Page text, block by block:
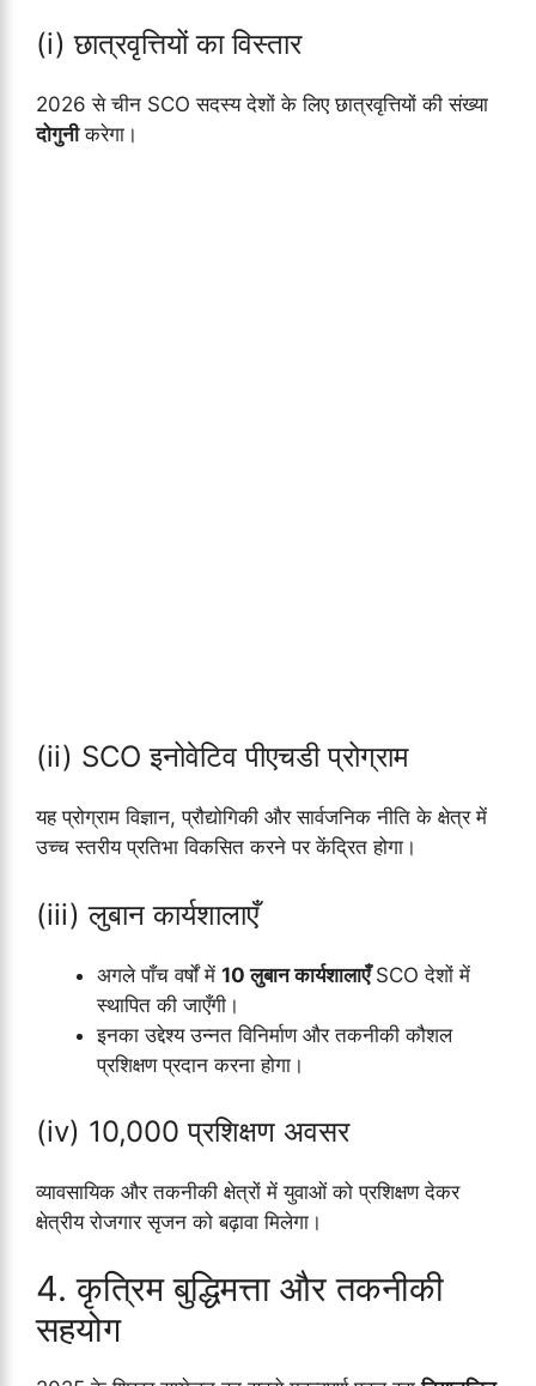
(i) छात्रवृत्तियों का विस्तार
2026 से चीन SCO सदस्य देशों के लिए छात्रवृत्तियों की संख्या
दोगुनीकरेगा।
(ii) SCO इनोवेटिव पीएचडी प्रोग्राम
यह प्रोग्राम विज्ञान, प्रौद्योगिकी और सार्वजनिक नीति के क्षेत्र में
उच्च स्तरीय प्रतिभा विकसित करने पर केंद्रित होगा।
(iii) लुबान कार्यशालाएँ
अगले पाँच वर्षों में 10 लुबान कार्यशालाएँSCO देशों में
स्थापित की जाएँगी।
इनका उद्देश्य उन्नत विनिर्माण और तकनीकी कौशल
प्रशिक्षण प्रदान करना होगा।
(iv) 10,000 प्रशिक्षण अवसर
व्यावसायिक और तकनीकी क्षेत्रों में युवाओं को प्रशिक्षण देकर
क्षेत्रीय रोजगार सृजन को बढ़ावा मिलेगा।
4. कृत्रिम बुद्धिमत्ता और तकनीकी
सहयोग